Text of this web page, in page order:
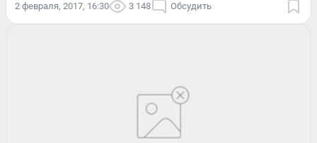
2 февраля, 2017, 16:30 3 148 Обсудить